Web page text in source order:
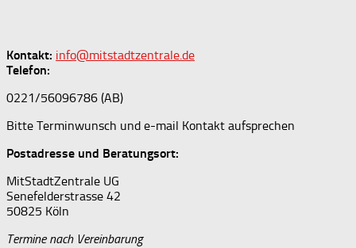
Kontakt: info@mitstadtzentrale.de
Telefon:
0221/56096786 (AB)
Bitte Terminwunsch und e-mail Kontakt aufsprechen
Postadresse und Beratungsort:
MitStadtZentrale UG
Senefelderstrasse 42
50825 Köln
Termine nach Vereinbarung